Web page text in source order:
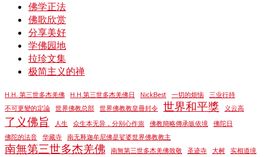
佛学正法
佛歌欣赏
分享美好
学佛园地
拉珍文集
极简主义的禅
H.H. 第三世多杰羌佛 H.H.第三世多杰羌佛日 NickBest 一切的烦恼
三业行持
不可更變的定論
世界佛教总部 世界佛教教皇冊封令 世界和平獎 义云高
了义佛旨 人生 众生本无异，分别心作祟 佛教簡略傳承皈依境
佛陀日
佛陀的法音
华藏寺 南无释迦牟尼佛是娑婆世界佛教教主
南無第三世多杰羌佛 南無第三世多杰羌佛致敬 圣迹寺 大树
实相道境